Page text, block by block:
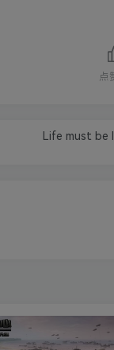
点
Life must be